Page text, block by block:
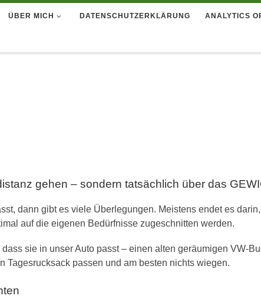
ÜBER MICH DATENSCHUTZERKLÄRUNG ANALYTICS
gehen – sondern tatsächlich über das
dann gibt es viele Überlegungen. Meistens endet es
auf die eigenen Bedürfnisse zugeschnitten werden.
sie in unser Auto passt – einen alten geräumigen VW-
Tagesrucksack passen und am besten nichts wiegen.